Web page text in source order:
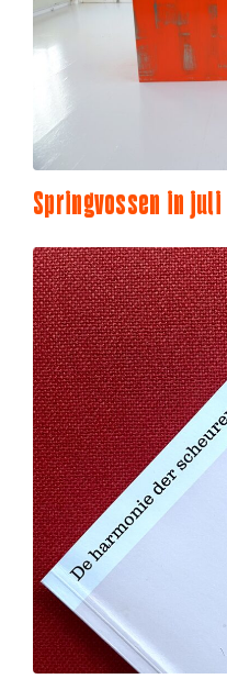
Springvossen in juli